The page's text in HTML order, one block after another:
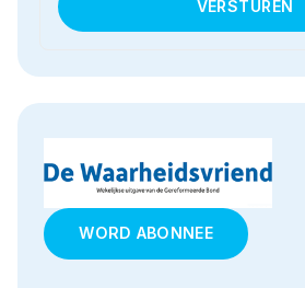
WORD ABONNEE